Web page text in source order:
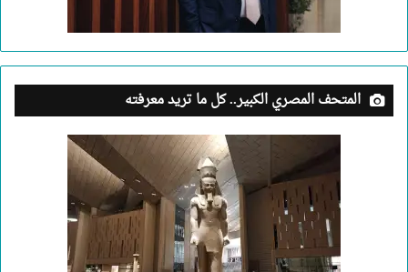
المتحف المصري الكبير.. كل ما تريد معرفته